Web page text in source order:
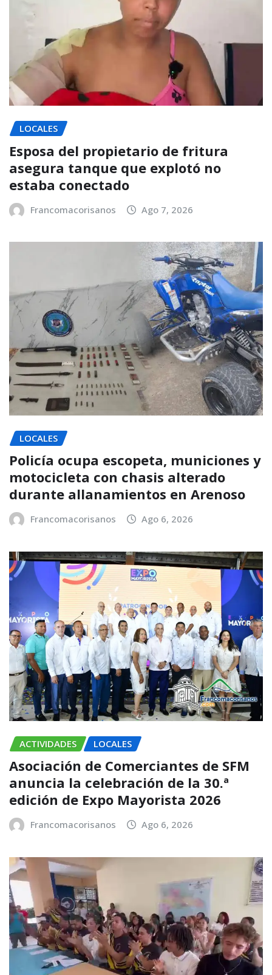
LOCALES
Esposa del propietario de fritura
asegura tanque que explotó no
estaba conectado
Francomacorisanos Ago 7, 2026
LOCALES
Policía ocupa escopeta, municiones y
motocicleta con chasis alterado
durante allanamientos en Arenoso
Francomacorisanos Ago 6, 2026
ACTIVIDADES LOCALES
Asociación de Comerciantes de SFM
anuncia la celebración de la 30.ª
edición de Expo Mayorista 2026
Francomacorisanos Ago 6, 2026